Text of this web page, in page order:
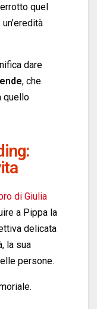
quel
dare
, che
quello
di Giulia
a Pippa la
delicata
la sua
persone.